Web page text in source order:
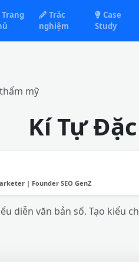
Trang
Trắc
nghiệm
Case
Study
mỹ
Kí Tự
| Founder SEO GenZ
diễn văn bản số. Tạo kiểu